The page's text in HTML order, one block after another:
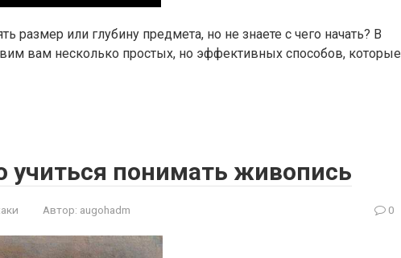
размер или глубину предмета, но не знаете с чего начать? В
вам несколько простых, но эффективных способов, которые
учиться понимать живопись
Автор: augohadm 0